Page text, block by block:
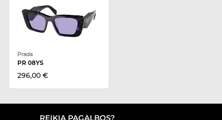
Prada
PR 08YS
296,00 €
REIKIA PAGALBOS?